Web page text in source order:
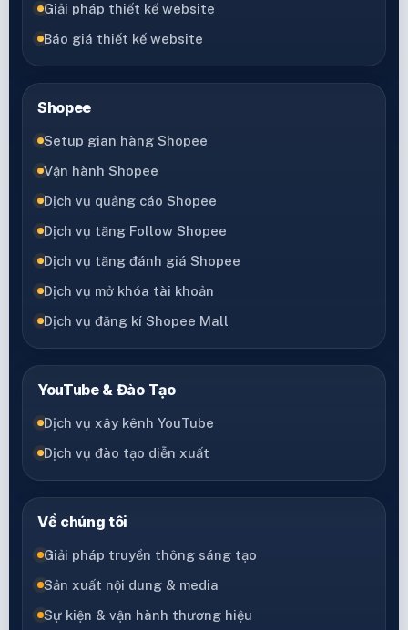
Giải pháp thiết kế website
Báo giá thiết kế website
Shopee
Setup gian hàng Shopee
Vận hành Shopee
Dịch vụ quảng cáo Shopee
Dịch vụ tăng Follow Shopee
Dịch vụ tăng đánh giá Shopee
Dịch vụ mở khóa tài khoản
Dịch vụ đăng kí Shopee Mall
YouTube & Đào Tạo
Dịch vụ xây kênh YouTube
Dịch vụ đào tạo diễn xuất
Về chúng tôi
Giải pháp truyền thông sáng tạo
Sản xuất nội dung & media
Sự kiện & vận hành thương hiệu